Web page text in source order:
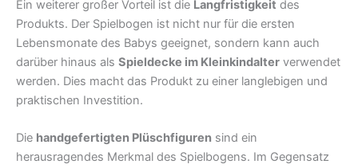
Ein weiterer großer Vorteil ist die Langfristigkeit des
Produkts. Der Spielbogen ist nicht nur für die ersten
Lebensmonate des Babys geeignet, sondern kann auch
darüber hinaus als Spieldecke im Kleinkindalter verwendet
werden. Dies macht das Produkt zu einer langlebigen und
praktischen Investition.
Die handgefertigten Plüschfiguren sind ein
herausragendes Merkmal des Spielbogens. Im Gegensatz